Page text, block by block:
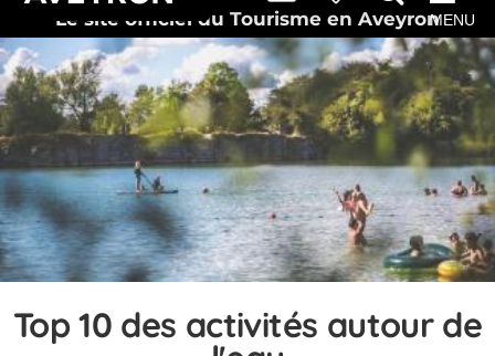
Le site officiel du Tourisme en AveyronMENU
Top 10 des activités autour de